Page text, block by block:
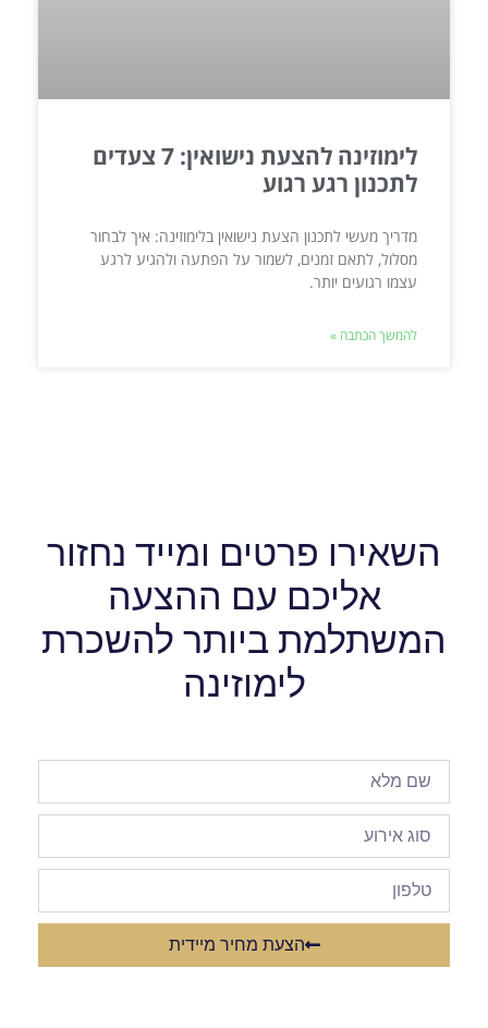
לימוזינה להצעת נישואין: 7 צעדים
לתכנון רגע רגוע
מדריך מעשי לתכנון הצעת נישואין בלימוזינה: איך לבחור
מסלול, לתאם זמנים, לשמור על הפתעה ולהגיע לרגע
עצמו רגועים יותר.
להמשך הכתבה »
השאירו פרטים ומייד נחזור
אליכם עם ההצעה
המשתלמת ביותר להשכרת
לימוזינה
הצעת מחיר מיידית